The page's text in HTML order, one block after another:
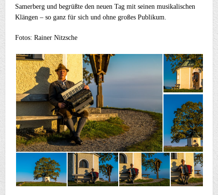
Samerberg und begrüßte den neuen Tag mit seinen musikalischen
Klängen – so ganz für sich und ohne großes Publikum.
Fotos: Rainer Nitzsche